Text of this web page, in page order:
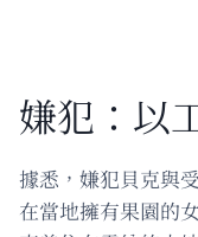
嫌犯：以
據悉，嫌犯貝克與
在當地擁有果園的